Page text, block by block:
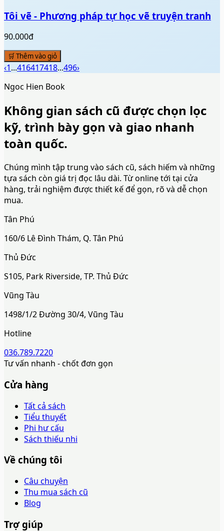
Tôi vẽ - Phương pháp tự học vẽ truyện tranh
90.000đ
🛒 Thêm vào giỏ
‹1...416417418...496›
Ngoc Hien Book
Không gian sách cũ được chọn lọc
kỹ, trình bày gọn và giao nhanh
toàn quốc.
Chúng mình tập trung vào sách cũ, sách hiếm và những
tựa sách còn giá trị đọc lâu dài. Từ online tới tại cửa
hàng, trải nghiệm được thiết kế để gọn, rõ và dễ chọn
mua.
Tân Phú
160/6 Lê Đình Thám, Q. Tân Phú
Thủ Đức
S105, Park Riverside, TP. Thủ Đức
Vũng Tàu
1498/1/2 Đường 30/4, Vũng Tàu
Hotline
036.789.7220
Tư vấn nhanh - chốt đơn gọn
Cửa hàng
Tất cả sách
Tiểu thuyết
Phi hư cấu
Sách thiếu nhi
Về chúng tôi
Câu chuyện
Thu mua sách cũ
Blog
Trợ giúp